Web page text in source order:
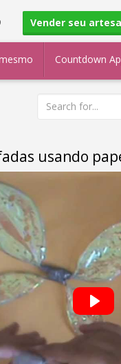
Vender seu
Countdown
usando